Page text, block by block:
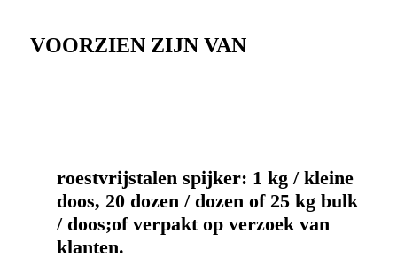
VOORZIEN ZIJN VAN
roestvrijstalen spijker: 1 kg / kleine
doos, 20 dozen / dozen of 25 kg bulk
/ doos;of verpakt op verzoek van
klanten.